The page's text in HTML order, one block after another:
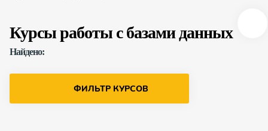
Курсы работы с базами данных
Найдено:
ФИЛЬТР КУРСОВ